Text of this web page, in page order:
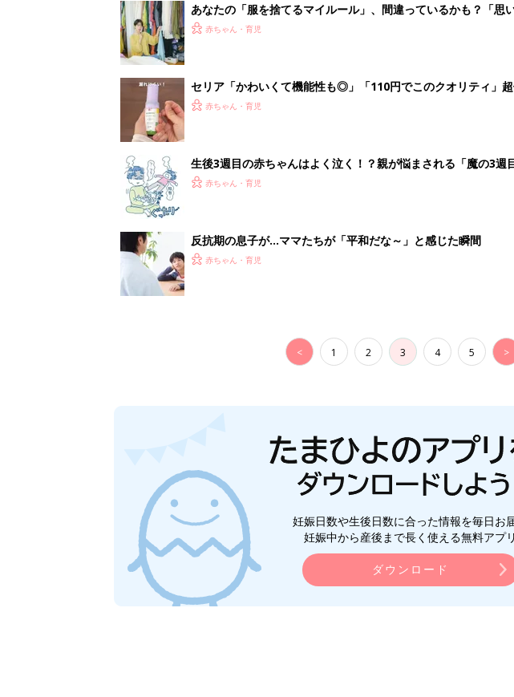
あなたの「服を捨てるマイルール」、間違っているかも？「思
スタイリストが喝！
赤ちゃん・育児
セリア「かわいくて機能性も◎」「110円でこのクオリティ」
赤ちゃん・育児
生後3週目の赤ちゃんはよく泣く！？親が悩まされる「魔の3週
って本当？【専門家】
赤ちゃん・育児
反抗期の息子が...ママたちが「平和だな～」と感じた瞬間
赤ちゃん・育児
< 1 2 3 4 5 >
妊娠日数や生後日数に合った情報を毎日お
妊娠中から産後まで長く使える無料アプリ
ダウンロード